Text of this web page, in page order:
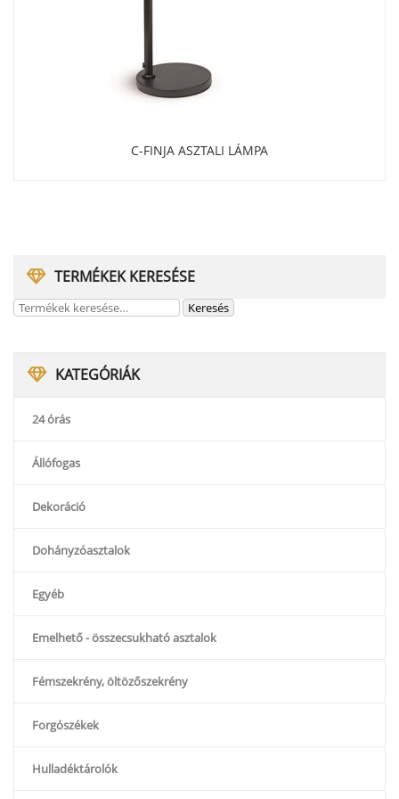
TERMÉKEK KERESÉSE
KATEGÓRIÁK
24 órás
Állófogas
Dekoráció
Dohányzóasztalok
Egyéb
Emelhető - összecsukható asztalok
Fémszekrény, öltözőszekrény
Forgószékek
Hulladéktárolók
C-FINJA ASZTALI LÁMPA